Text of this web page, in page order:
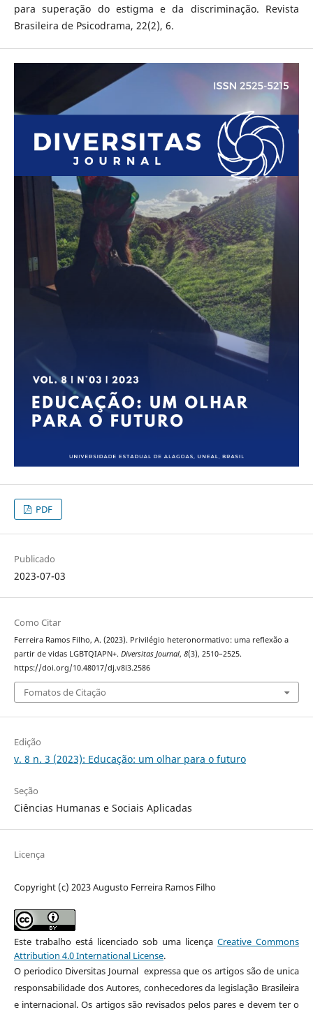
para superação do estigma e da discriminação. Revista
Brasileira de Psicodrama, 22(2), 6.
PDF
Publicado
2023-07-03
Como Citar
Ferreira Ramos Filho, A. (2023). Privilégio heteronormativo: uma reflexão a
partir de vidas LGBTQIAPN+. Diversitas Journal, 8(3), 2510–2525.
https://doi.org/10.48017/dj.v8i3.2586
Fomatos de Citação
Edição
v. 8 n. 3 (2023): Educação: um olhar para o futuro
Seção
Ciências Humanas e Sociais Aplicadas
Licença
Copyright (c) 2023 Augusto Ferreira Ramos Filho
Este trabalho está licenciado sob uma licençaCreative Commons
Attribution 4.0 International License.
O periodico Diversitas Journal expressa que os artigos são de unica
responsabilidade dos Autores, conhecedores da legislação Brasileira
e internacional. Os artigos são revisados pelos pares e devem ter o